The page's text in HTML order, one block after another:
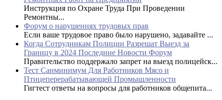
Инструкция по Охране Труда При Проведении
Ремонтны...
Форум о нарушениях трудовых прав
Если ваше трудовое право было нарушено, задавайте ...
Когда Сотрудникам Полиции Разрешат Выезд за
Границу в 2024 Последние Новости Форум
Правительство поддержало запрет на выезд полицейск...
Тест Санминимум Для Работников Мясо и
Птицеперерабатывающей Промышленности
Гигтест ответы на вопросы для работников общепита...